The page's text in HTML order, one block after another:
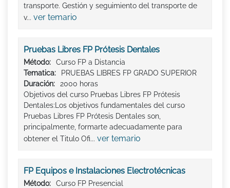
transporte. Gestión y seguimiento del transporte de
v... ver temario
Pruebas Libres FP Prótesis Dentales
Método:
Curso FP a Distancia
Tematica:
PRUEBAS LIBRES FP GRADO SUPERIOR
Duración:
2000 horas
Objetivos del curso Pruebas Libres FP Prótesis
Dentales:Los objetivos fundamentales del curso
Pruebas Libres FP Prótesis Dentales son,
principalmente, formarte adecuadamente para
obtener el Titulo Ofi... ver temario
FP Equipos e Instalaciones Electrotécnicas
Método:
Curso FP Presencial